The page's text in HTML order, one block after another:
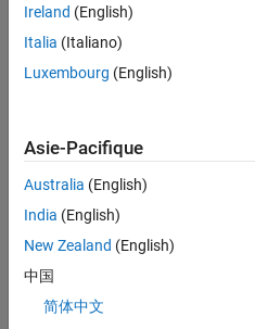
recherche
ou
afficher
l’ensemble
d'emploi.
malgré
tout
vous
trouvez
pas
Ireland (English)
Italia (Italiano)
Luxembourg (English)
Asie-Pacifique
Australia (English)
India (English)
New Zealand (English)
中国
简体中文